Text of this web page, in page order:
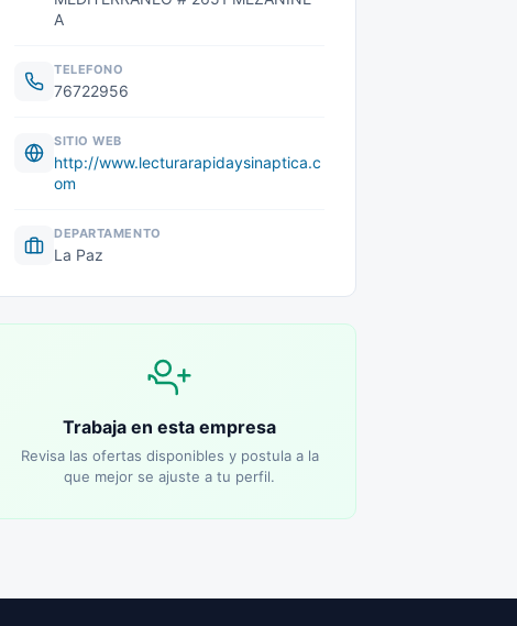
A
TELEFONO
76722956
SITIO WEB
http://www.lecturarapidaysinaptica.c
om
DEPARTAMENTO
La Paz
Trabaja en esta empresa
Revisa las ofertas disponibles y postula a la
que mejor se ajuste a tu perfil.